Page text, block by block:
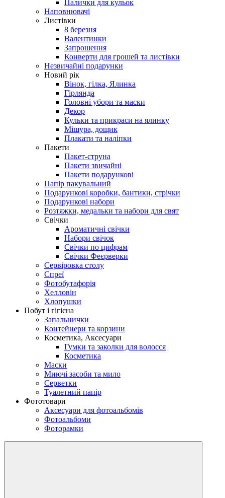
Палички для кульок
Наповнювачі
Листівки
8 березня
Валентинки
Запрошення
Конверти для грошей та листівки
Незвичайні подарунки
Новий рік
Вінок, гілка, Ялинка
Гірлянда
Головні убори та маски
Декор
Кульки та прикраси на ялинку
Мішура, дощик
Плакати та наліпки
Пакети
Пакет-струна
Пакети звичайні
Пакети подарункові
Папір пакувальний
Подарункові коробки, бантики, стрічки
Подарункові набори
Розтяжки, медальки та набори для свят
Свічки
Ароматичні свічки
Набори свічок
Свічки по цифрам
Свічки Феєрверки
Сервіровка столу
Спреї
Фотобутафорія
Хелловін
Хлопушки
Побут і гігієна
Запальнички
Контейнери та корзини
Косметика, Аксесуари
Гумки та заколки для волосся
Косметика
Маски
Миючі засоби та мило
Серветки
Туалетний папір
Фототовари
Аксесуари для фотоальбомів
Фотоальбоми
Фоторамки